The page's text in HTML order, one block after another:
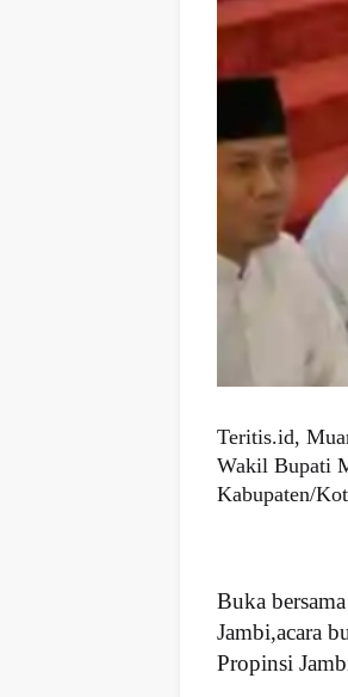
Teritis.id,
Wakil Bupati
Kabupaten/
Buka
Jambi,acara
Propinsi